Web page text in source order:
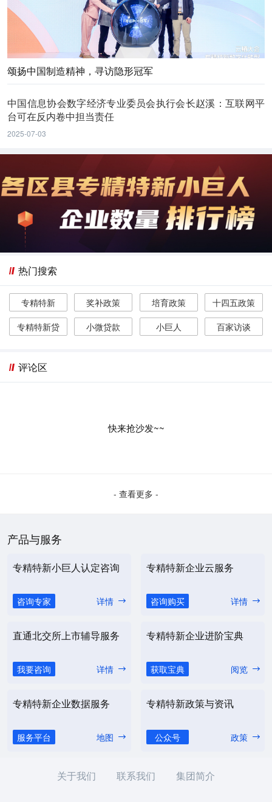
颂扬中国制造精神，寻访隐形冠军
中国信息协会数字经济专业委员会执行会长赵溪：互联网平
台可在反内卷中担当责任
2025-07-03
热门搜索
专精特新 奖补政策 培育政策
十四五政策
专精特新贷
小微贷款 小巨人 百家访谈
评论区
快来抢沙发~~
- 查看更多 -
产品与服务
专精特新小巨人认定咨询
咨询专家 详情
专精特新企业云服务
咨询购买 详情
直通北交所上市辅导服务
我要咨询 详情
专精特新企业进阶宝典
获取宝典 阅览
专精特新企业数据服务
服务平台 地图
专精特新政策与资讯
公众号 政策
关于我们 联系我们 集团简介